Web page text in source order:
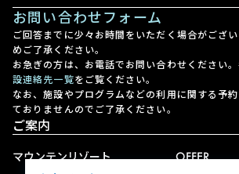
お問い合わせフォーム
ご回答までに少々お時間をいただく場合がござ
めご了承ください。
お急ぎの方は、お電話でお問い合わせください
設連絡先一覧をご覧ください。
なお、施設やプログラムなどの利用に関する予
ておりませんのでご了承ください。
ご案内
マウンテンリゾート OFFER